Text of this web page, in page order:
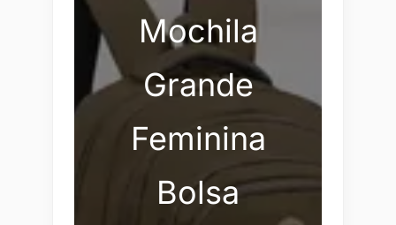
Mochila
Grande
Feminina
Bolsa